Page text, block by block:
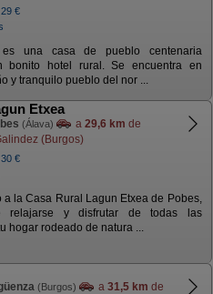
29 €
una casa de pueblo centenaria
bonito hotel rural. Se encuentra en
y tranquilo pueblo del nor ...
Etxea
(Álava) a 29,6 km de
(Burgos)
30 €
a la Casa Rural Lagun Etxea de Pobes,
relajarse y disfrutar de todas las
hogar rodeado de natura ...
(Burgos) a 31,5 km de